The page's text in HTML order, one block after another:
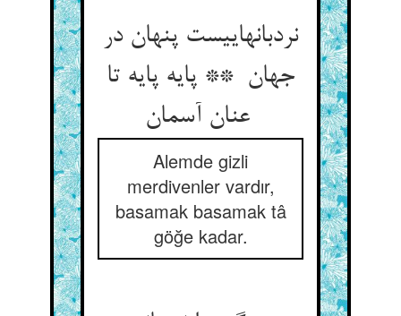
نردبانهاییست پنهان در
جهان ** پایه پایه تا
عنان آسمان
Alemde gizli
merdivenler vardır,
basamak basamak tâ
göğe kadar.